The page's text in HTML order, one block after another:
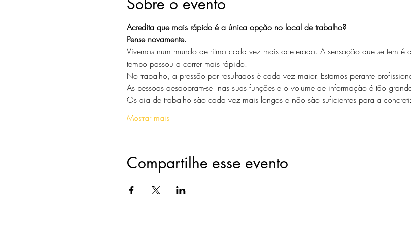
Acredita que mais rápido é a única opção no local de trabalho?
Pense novamente.
Vivemos num mundo de ritmo cada vez mais acelerado. A sensação que se tem
tempo passou a correr mais rápido.
No trabalho, a pressão por resultados é cada vez maior. Estamos perante
As pessoas desdobram-se  nas suas funções e o volume de informação é tão
Os dia de trabalho são cada vez mais longos e não são suficientes para a
Mostrar mais
Compartilhe esse evento